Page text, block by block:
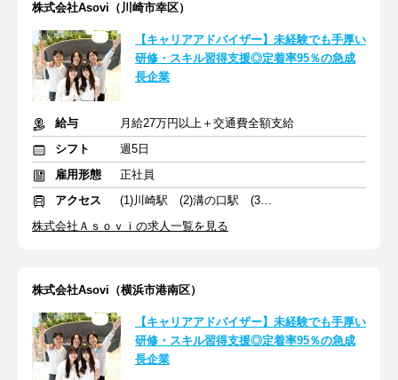
株式会社Asovi（川崎市幸区）
【キャリアアドバイザー】未経験でも手厚い
研修・スキル習得支援◎定着率95％の急成
長企業
給与
月給27万円以上＋交通費全額支給
シフト
週5日
雇用形態
正社員
アクセス
(1)川崎駅 (2)溝の口駅 (3)所沢駅
株式会社Ａｓｏｖｉの求人一覧を見る
株式会社Asovi（横浜市港南区）
【キャリアアドバイザー】未経験でも手厚い
研修・スキル習得支援◎定着率95％の急成
長企業